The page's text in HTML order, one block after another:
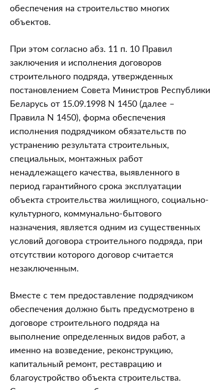
обеспечения на строительство многих
объектов.
При этом согласно абз. 11 п. 10 Правил
заключения и исполнения договоров
строительного подряда, утвержденных
постановлением Совета Министров Республики
Беларусь от 15.09.1998 N 1450 (далее –
Правила N 1450), форма обеспечения
исполнения подрядчиком обязательств по
устранению результата строительных,
специальных, монтажных работ
ненадлежащего качества, выявленного в
период гарантийного срока эксплуатации
объекта строительства жилищного, социально-
культурного, коммунально-бытового
назначения, является одним из существенных
условий договора строительного подряда, при
отсутствии которого договор считается
незаключенным.
Вместе с тем предоставление подрядчиком
обеспечения должно быть предусмотрено в
договоре строительного подряда на
выполнение определенных видов работ, а
именно на возведение, реконструкцию,
капитальный ремонт, реставрацию и
благоустройство объекта строительства.